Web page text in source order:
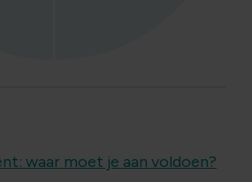
waar moet je aan voldoen?